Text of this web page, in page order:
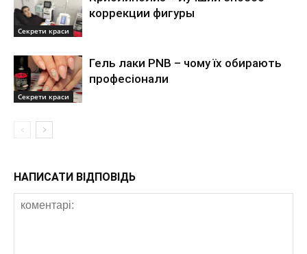
Секрети краси
коррекции фигуры
Секрети краси
Гель лаки PNB – чому їх обирають
професіонали
НАПИСАТИ ВІДПОВІДЬ